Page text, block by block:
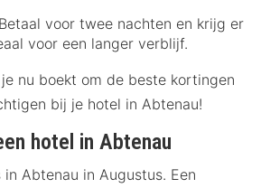
voor twee nachten en krijg er
voor een langer verblijf.
nu boekt om de beste kortingen
bij je hotel in Abtenau!
hotel in Abtenau
Abtenau in Augustus. Een